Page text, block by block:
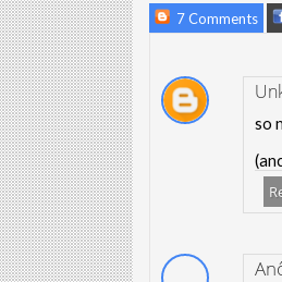
7 Comments
so